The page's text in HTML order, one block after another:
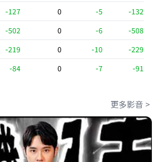
-127 0 -5
-132
-502 0 -6
-508
-219 0 -10
-229
-84 0 -7 -91
更多影音 >